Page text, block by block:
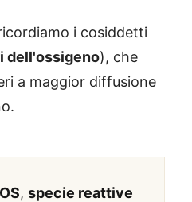
i cosiddetti
dell'ossigeno), che
a maggior diffusione
, specie reattive